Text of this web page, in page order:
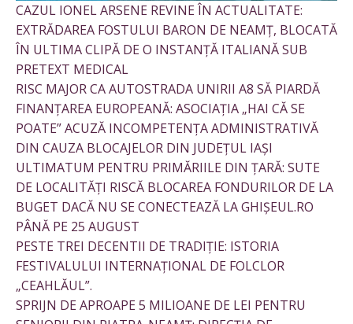
CAZUL IONEL ARSENE REVINE ÎN ACTUALITATE:
EXTRĂDAREA FOSTULUI BARON DE NEAMȚ, BLOCATĂ
ÎN ULTIMA CLIPĂ DE O INSTANȚĂ ITALIANĂ SUB
PRETEXT MEDICAL
RISC MAJOR CA AUTOSTRADA UNIRII A8 SĂ PIARDĂ
FINANȚAREA EUROPEANĂ: ASOCIAȚIA „HAI CĂ SE
POATE” ACUZĂ INCOMPETENȚA ADMINISTRATIVĂ
DIN CAUZA BLOCAJELOR DIN JUDEȚUL IAȘI
ULTIMATUM PENTRU PRIMĂRIILE DIN ȚARĂ: SUTE
DE LOCALITĂȚI RISCĂ BLOCAREA FONDURILOR DE LA
BUGET DACĂ NU SE CONECTEAZĂ LA GHIȘEUL.RO
PÂNĂ PE 25 AUGUST
PESTE TREI DECENTII DE TRADIȚIE: ISTORIA
FESTIVALULUI INTERNAȚIONAL DE FOLCLOR
„CEAHLĂUL”.
SPRIJN DE APROAPE 5 MILIOANE DE LEI PENTRU